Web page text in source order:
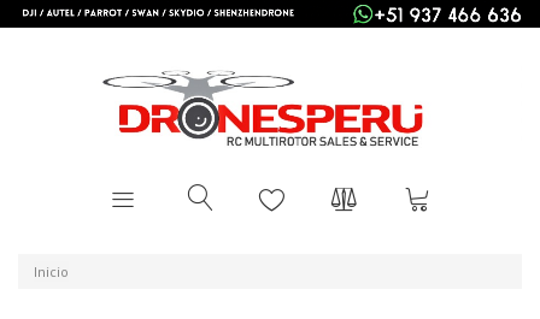
Inicio